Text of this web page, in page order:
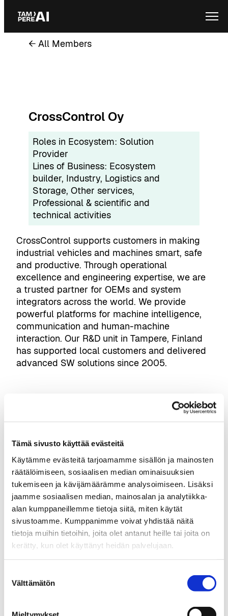
Tämä sivusto käyttää evästeitä
Käytämme evästeitä tarjoamamme sisällön ja mainosten
räätälöimiseen, sosiaalisen median ominaisuuksien
tukemiseen ja kävijämäärämme analysoimiseen. Lisäksi
jaamme sosiaalisen median, mainosalan ja analytiikka-
alan kumppaneillemme tietoja siitä, miten käytät
sivustoamme. Kumppanimme voivat yhdistää näitä
tietoja muihin tietoihin, joita olet antanut heille tai joita on
kerätty, kun olet käyttänyt heidän palvelujaan.
valinta
Välttämätön
Skip
content
← All Members
CrossControl Oy
Roles in Ecosystem: Solution
Provider
Lines of Business: Ecosystem
builder, Industry, Logistics and
Storage, Other services
Professional & scientific and
technical activities
CrossControl supports customers in making
industrial vehicles and machines smart, safe
and productive. Through operational
excellence and engineering expertise, we are
a trusted partner for OEMs and system
integrators across the world. We provide
powerful platforms for machine intelligence,
communication and human-machine
interaction. Our R&D unit in Tampere, Finland
has supported local customers and delivered
advanced SW solutions since 2005.
tampereai@businesstampere.com
Tampere AI
About Ecosystem
Ecosystem Members
Ecosystem Services
Why Tampere
Contact Information